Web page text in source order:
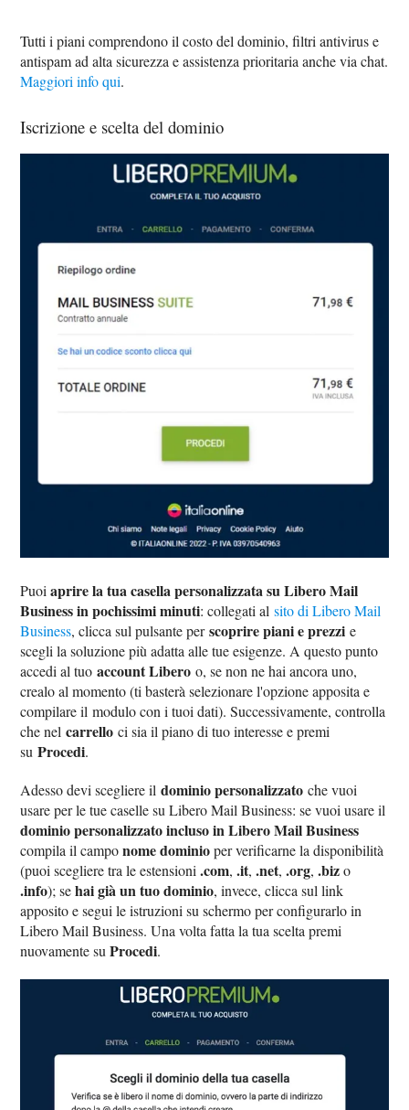
Tutti i piani comprendono il costo del dominio, filtri antivirus e
antispam ad alta sicurezza e assistenza prioritaria anche via chat.
Maggiori info qui.
Iscrizione e scelta del dominio
Puoiaprire la tua casella personalizzata su Libero Mail
Business in pochissimi minuti: collegati alsito di Libero Mail
Business, clicca sul pulsante perscoprire piani e prezzi e
scegli la soluzione più adatta alle tue esigenze. A questo punto
accedi al tuoaccount Libero o, se non ne hai ancora uno,
crealo al momento (ti basterà selezionare l'opzione apposita e
compilare il modulo con i tuoi dati). Successivamente, controlla
che nelcarrello ci sia il piano di tuo interesse e premi
suProcedi.
Adesso devi scegliere ildominio personalizzato che vuoi
usare per le tue caselle su Libero Mail Business: se vuoi usare il
dominio personalizzato incluso in Libero Mail Business
compila il camponome dominioper verificarne la disponibilità
(puoi scegliere tra le estensioni.com,.it,.net,.org,.bizo
.info); sehai già un tuo dominio, invece, clicca sul link
apposito e segui le istruzioni su schermo per configurarlo in
Libero Mail Business. Una volta fatta la tua scelta premi
nuovamente suProcedi.